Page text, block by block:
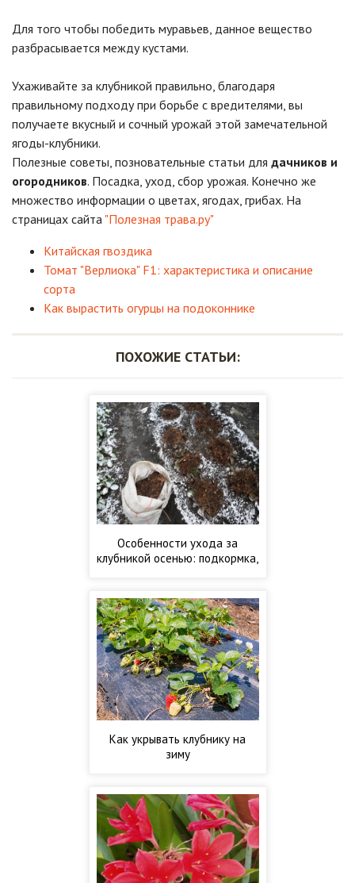
Для того чтобы победить муравьев, данное вещество
разбрасывается между кустами.
Ухаживайте за клубникой правильно, благодаря
правильному подходу при борьбе с вредителями, вы
получаете вкусный и сочный урожай этой замечательной
ягоды-клубники.
Полезные советы, позновательные статьи для дачников и
огородников. Посадка, уход, сбор урожая. Конечно же
множество информации о цветах, ягодах, грибах. На
страницах сайта "Полезная трава.ру"
Китайская гвоздика
Томат "Верлиока" F1: характеристика и описание
сорта
Как вырастить огурцы на подоконнике
ПОХОЖИЕ СТАТЬИ:
Особенности ухода за
клубникой осенью: подкормка,
Как укрывать клубнику на
зиму